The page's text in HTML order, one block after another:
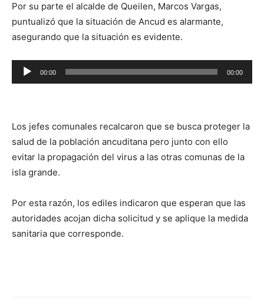
Por su parte el alcalde de Queilen, Marcos Vargas,
puntualizó que la situación de Ancud es alarmante,
asegurando que la situación es evidente.
Reproductor
de
00:00 00:00
Los jefes comunales recalcaron que se busca proteger la
salud de la población ancuditana pero junto con ello
evitar la propagación del virus a las otras comunas de la
isla grande.
Por esta razón, los ediles indicaron que esperan que las
autoridades acojan dicha solicitud y se aplique la medida
sanitaria que corresponde.